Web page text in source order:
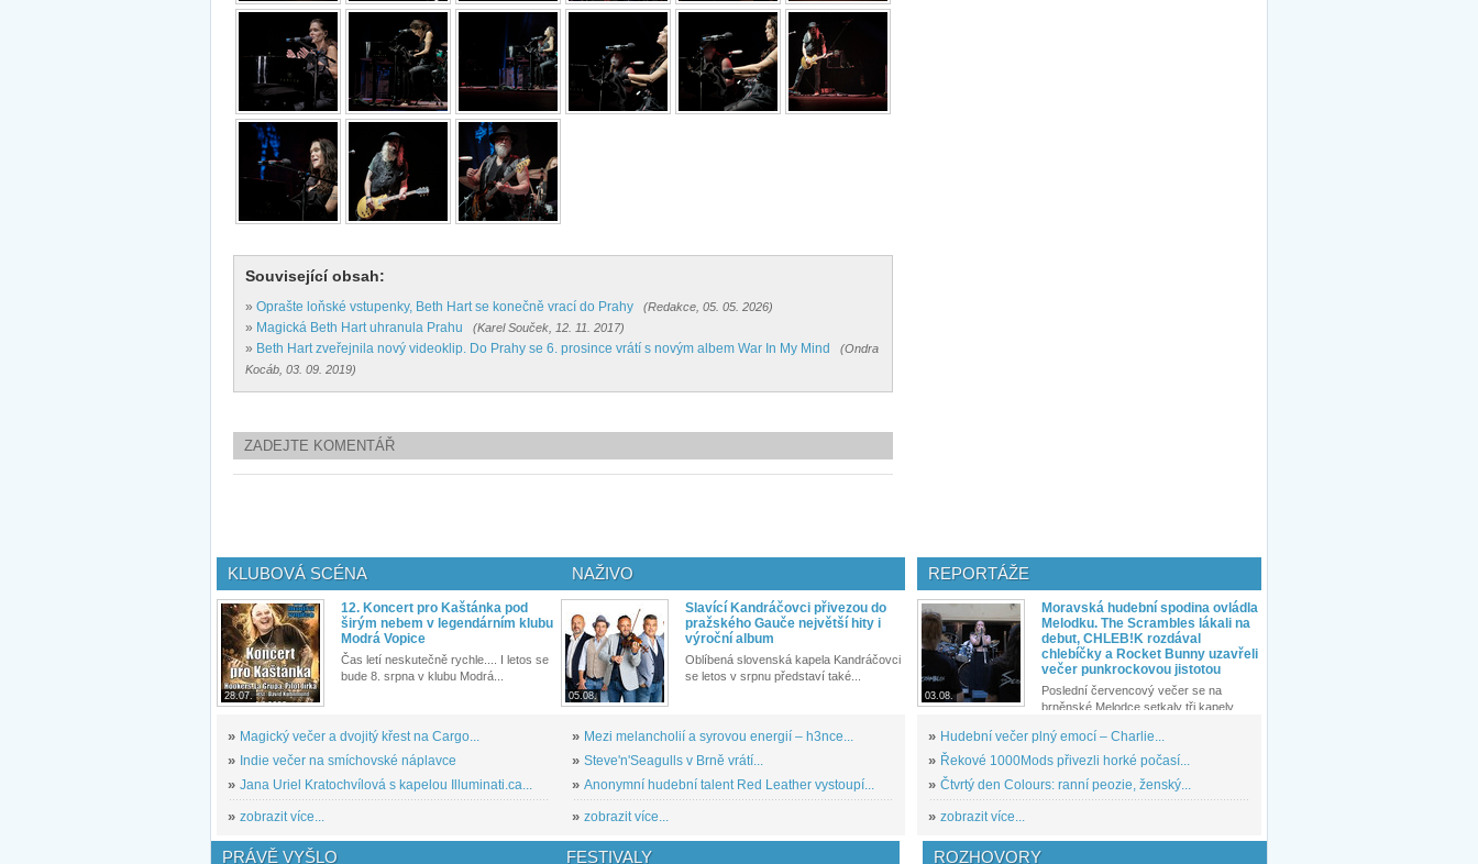
Související obsah:
» Oprašte loňské vstupenky, Beth Hart se konečně vrací do Prahy (Redakce, 05. 05. 2026)
» Magická Beth Hart uhranula Prahu (Karel Souček, 12. 11. 2017)
» Beth Hart zveřejnila nový videoklip. Do Prahy se 6. prosince vrátí s novým albem War In My Mind
(Ondra
Kocáb, 03. 09. 2019)
ZADEJTE KOMENTÁŘ
KLUBOVÁ SCÉNA
28.07.
12. Koncert pro Kaštánka pod
širým nebem v legendárním klubu
Modrá Vopice
Čas letí neskutečně rychle.... I letos se
bude 8. srpna v klubu Modrá...
» Magický večer a dvojitý křest na Cargo...
» Indie večer na smíchovské náplavce
» Jana Uriel Kratochvílová s kapelou Illuminati.ca...
» zobrazit více...
NAŽIVO
05.08.
Slavící Kandráčovci přivezou do
pražského Gauče největší hity i
výroční album
Oblíbená slovenská kapela Kandráčovci
se letos v srpnu představí také...
» Mezi melancholií a syrovou energií – h3nce...
» Steve'n'Seagulls v Brně vrátí...
» Anonymní hudební talent Red Leather vystoupí...
» zobrazit více...
REPORTÁŽE
03.08.
Moravská hudební spodina ovládla
Melodku. The Scrambles lákali na
debut, CHLEB!K rozdával
chlebíčky a Rocket Bunny uzavřeli
večer punkrockovou jistotou
Poslední červencový večer se na
brněnské Melodce setkaly tři kapely...
» Hudební večer plný emocí – Charlie...
» Řekové 1000Mods přivezli horké počasí...
» Čtvrtý den Colours: ranní peozie, ženský...
» zobrazit více...
PRÁVĚ VYŠLO FESTIVALY ROZHOVORY